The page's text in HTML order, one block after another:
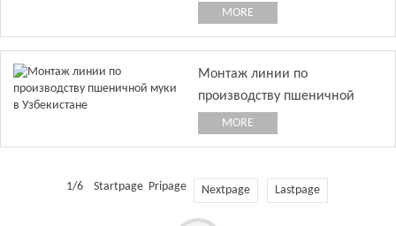
MORE
Монтаж линии по
производству пшеничной
муки в Узбекистане
MORE
1/6 Startpage Pripage Nextpage Lastpage